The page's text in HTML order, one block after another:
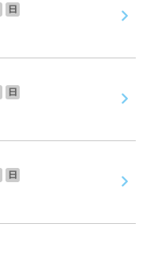
日
日
日